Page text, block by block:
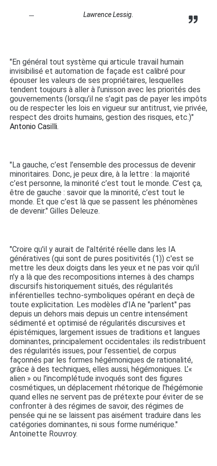
Lawrence Lessig.
"En général tout système qui articule travail humain
invisibilisé et automation de façade est calibré pour
épouser les valeurs de ses propriétaires, lesquelles
tendent toujours à aller à l’unisson avec les priorités des
gouvernements (lorsqu’il ne s’agit pas de payer les impôts
ou de respecter les lois en vigueur sur antitrust, vie privée,
respect des droits humains, gestion des risques, etc.)"
Antonio Casilli.
"La gauche, c’est l’ensemble des processus de devenir
minoritaires. Donc, je peux dire, à la lettre : la majorité
c’est personne, la minorité c’est tout le monde. C’est ça,
être de gauche : savoir que la minorité, c’est tout le
monde. Et que c’est là que se passent les phénomènes
de devenir." Gilles Deleuze.
"Croire qu'il y aurait de l'altérité réelle dans les IA
génératives (qui sont de pures positivités (1)) c'est se
mettre les deux doigts dans les yeux et ne pas voir qu'il
n'y a là que des recompositions internes à des champs
discursifs historiquement situés, des régularités
inférentielles techno-symboliques opérant en deçà de
toute explicitation. Les modèles d’IA ne "parlent" pas
depuis un dehors mais depuis un centre intensément
sédimenté et optimisé de régularités discursives et
épistémiques, largement issues de traditions et langues
dominantes, principalement occidentales: ils redistribuent
des régularités issues, pour l’essentiel, de corpus
façonnés par les formes hégémoniques de rationalité,
grâce à des techniques, elles aussi, hégémoniques. L’«
alien » ou l'incomplétude invoqués sont des figures
cosmétiques, un déplacement rhétorique de l'hégémonie
quand elles ne servent pas de prétexte pour éviter de se
confronter à des régimes de savoir, des régimes de
pensée qui ne se laissent pas aisément traduire dans les
catégories dominantes, ni sous forme numérique."
Antoinette Rouvroy.